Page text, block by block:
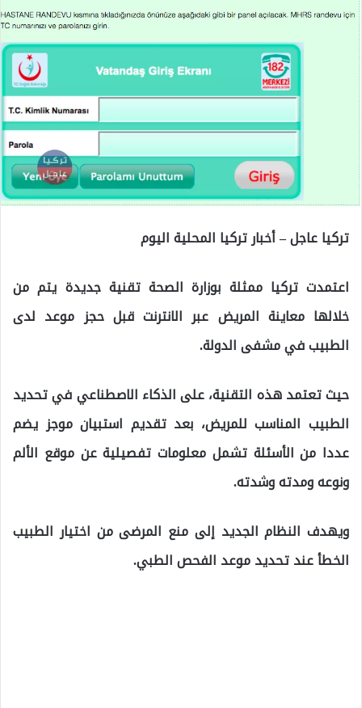
تركيا عاجل – أخبار تركيا المحلية اليوم
اعتمدت تركيا ممثلة بوزارة الصحة تقنية جديدة يتم من
خلالها معاينة المريض عبر الانترنت قبل حجز موعد لدى
الطبيب في مشفى الدولة.
حيث تعتمد هذه التقنية، على الذكاء الاصطناعي في تحديد
الطبيب المناسب للمريض، بعد تقديم استبيان موجز يضم
عددا من الأسئلة تشمل معلومات تفصيلية عن موقع الألم
ونوعه ومدته وشدته.
ويهدف النظام الجديد إلى منع المرضى من اختيار الطبيب
الخطأ عند تحديد موعد الفحص الطبي.